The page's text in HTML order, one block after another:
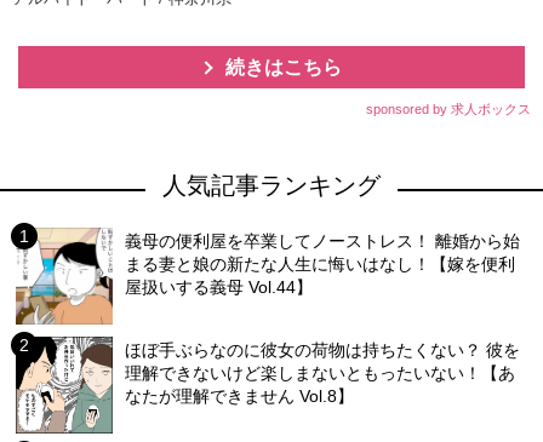
続きはこちら
sponsored by 求人ボックス
人気記事ランキング
義母の便利屋を卒業してノーストレス！ 離婚から始
まる妻と娘の新たな人生に悔いはなし！【嫁を便利
屋扱いする義母 Vol.44】
ほぼ手ぶらなのに彼女の荷物は持ちたくない？ 彼を
理解できないけど楽しまないともったいない！【あ
なたが理解できません Vol.8】